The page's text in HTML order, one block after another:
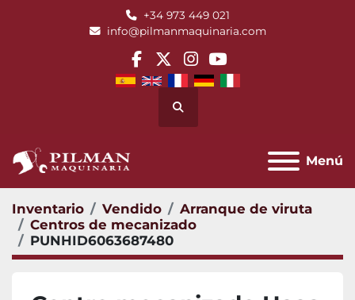
+34 973 449 021
info@pilmanmaquinaria.com
facebook
twitterinstagram
youtube
Buscar
Menú
Inventario Vendido
Arranque de viruta
Centros de mecanizado
PUNHID6063687480